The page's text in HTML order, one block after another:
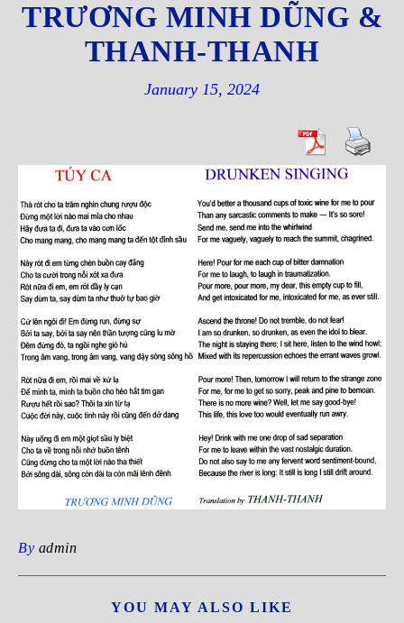
TRƯƠNG MINH DŨNG &
THANH-THANH
January 15, 2024
By admin
YOU MAY ALSO LIKE